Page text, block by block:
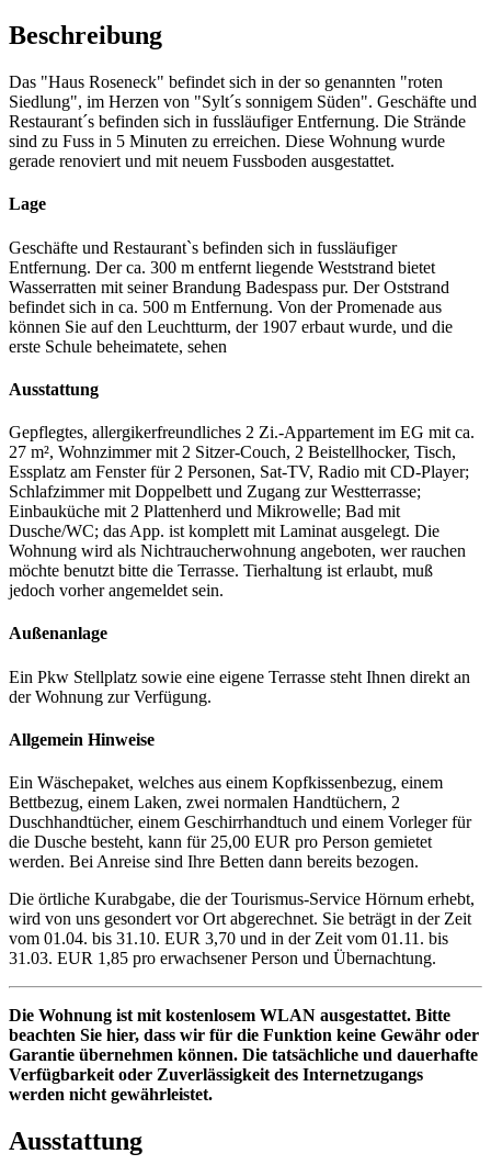
Beschreibung
Das "Haus Roseneck" befindet sich in der so genannten "roten
Siedlung", im Herzen von "Sylt´s sonnigem Süden". Geschäfte und
Restaurant´s befinden sich in fussläufiger Entfernung. Die Strände
sind zu Fuss in 5 Minuten zu erreichen. Diese Wohnung wurde
gerade renoviert und mit neuem Fussboden ausgestattet.
Lage
Geschäfte und Restaurant`s befinden sich in fussläufiger
Entfernung. Der ca. 300 m entfernt liegende Weststrand bietet
Wasserratten mit seiner Brandung Badespass pur. Der Oststrand
befindet sich in ca. 500 m Entfernung. Von der Promenade aus
können Sie auf den Leuchtturm, der 1907 erbaut wurde, und die
erste Schule beheimatete, sehen
Ausstattung
Gepflegtes, allergikerfreundliches 2 Zi.-Appartement im EG mit ca.
27 m², Wohnzimmer mit 2 Sitzer-Couch, 2 Beistellhocker, Tisch,
Essplatz am Fenster für 2 Personen, Sat-TV, Radio mit CD-Player;
Schlafzimmer mit Doppelbett und Zugang zur Westterrasse;
Einbauküche mit 2 Plattenherd und Mikrowelle; Bad mit
Dusche/WC; das App. ist komplett mit Laminat ausgelegt. Die
Wohnung wird als Nichtraucherwohnung angeboten, wer rauchen
möchte benutzt bitte die Terrasse. Tierhaltung ist erlaubt, muß
jedoch vorher angemeldet sein.
Außenanlage
Ein Pkw Stellplatz sowie eine eigene Terrasse steht Ihnen direkt an
der Wohnung zur Verfügung.
Allgemein Hinweise
Ein Wäschepaket, welches aus einem Kopfkissenbezug, einem
Bettbezug, einem Laken, zwei normalen Handtüchern, 2
Duschhandtücher, einem Geschirrhandtuch und einem Vorleger für
die Dusche besteht, kann für 25,00 EUR pro Person gemietet
werden. Bei Anreise sind Ihre Betten dann bereits bezogen.
Die örtliche Kurabgabe, die der Tourismus-Service Hörnum erhebt,
wird von uns gesondert vor Ort abgerechnet. Sie beträgt in der Zeit
vom 01.04. bis 31.10. EUR 3,70 und in der Zeit vom 01.11. bis
31.03. EUR 1,85 pro erwachsener Person und Übernachtung.
Die Wohnung ist mit kostenlosem WLAN ausgestattet. Bitte
beachten Sie hier, dass wir für die Funktion keine Gewähr oder
Garantie übernehmen können. Die tatsächliche und dauerhafte
Verfügbarkeit oder Zuverlässigkeit des Internetzugangs
werden nicht gewährleistet.
Ausstattung